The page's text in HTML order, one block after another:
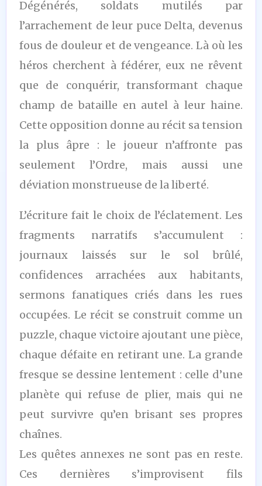
Dégénérés, soldats mutilés par
l’arrachement de leur puce Delta, devenus
fous de douleur et de vengeance. Là où les
héros cherchent à fédérer, eux ne rêvent
que de conquérir, transformant chaque
champ de bataille en autel à leur haine.
Cette opposition donne au récit sa tension
la plus âpre : le joueur n’affronte pas
seulement l’Ordre, mais aussi une
déviation monstrueuse de la liberté.
L’écriture fait le choix de l’éclatement. Les
fragments narratifs s’accumulent :
journaux laissés sur le sol brûlé,
confidences arrachées aux habitants,
sermons fanatiques criés dans les rues
occupées. Le récit se construit comme un
puzzle, chaque victoire ajoutant une pièce,
chaque défaite en retirant une. La grande
fresque se dessine lentement : celle d’une
planète qui refuse de plier, mais qui ne
peut survivre qu’en brisant ses propres
chaînes.
Les quêtes annexes ne sont pas en reste.
Ces dernières s’improvisent fils